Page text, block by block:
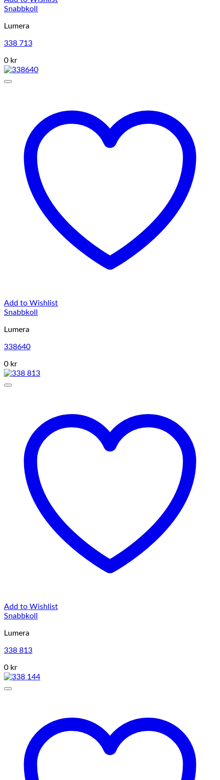
Snabbkoll
Lumera
338 713
0 kr
Add to Wishlist
Snabbkoll
Lumera
338640
0 kr
Add to Wishlist
Snabbkoll
Lumera
338 813
0 kr